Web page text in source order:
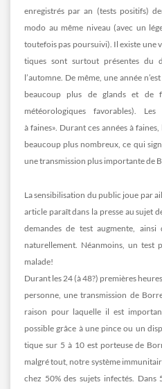
enregistrés par an (tests positifs)
modo au même niveau (avec un
toutefois pas poursuivi). Il existe une
tiques sont surtout présentes
l’automne. De même, une année
beaucoup plus de glands et de
météorologiques favorables).
à faines». Durant ces années à
beaucoup plus nombreux, ce qui
une transmission plus importante de
La sensibilisation du public joue par
article paraît dans la presse au sujet
demandes de test augmente,
naturellement. Néanmoins, un test
malade!
Durant les 24 (à 48?) premières
personne, une transmission de
raison pour laquelle il est
possible grâce à une pince ou un
tique sur 5 à 10 est porteuse de
malgré tout, notre système
chez 50% des sujets infectés. Dans